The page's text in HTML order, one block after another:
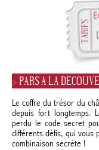
> PARS A LA
Le coffre du trésor du
depuis fort longtemps.
perdu le code secret
différents défis, qui
combinaison secrète !